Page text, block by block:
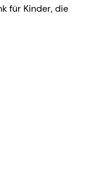
für Kinder, die